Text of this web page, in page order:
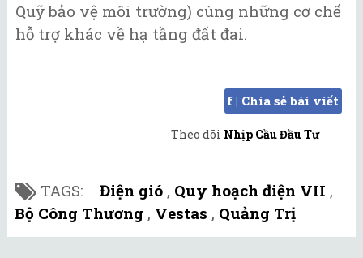
Quỹ bảo vệ môi trường) cùng những cơ chế
hỗ trợ khác về hạ tầng đất đai.
f | Chia sẻ bài viết
Theo dõi Nhịp Cầu Đầu Tư
TAGS: Điện gió , Quy hoạch điện VII ,
Bộ Công Thương , Vestas , Quảng Trị